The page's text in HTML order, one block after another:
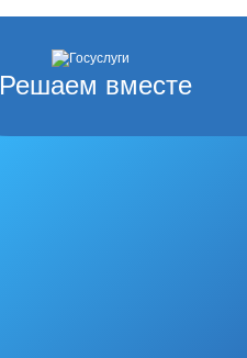
Решаем вместе